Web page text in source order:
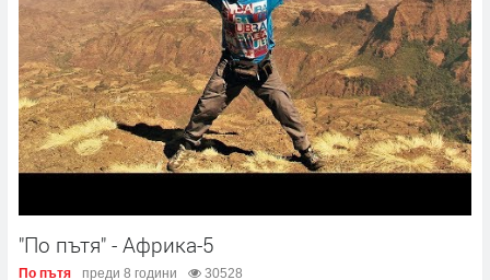
"По пътя" - Африка-5
По пътя преди 8 години 30528